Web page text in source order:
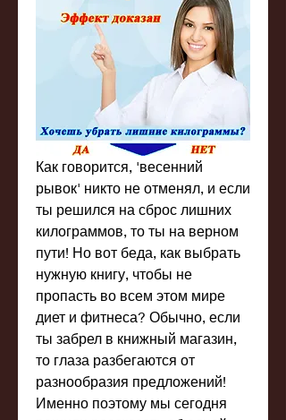
Как говорится, 'весенний
рывок' никто не отменял, и если
ты решился на сброс лишних
килограммов, то ты на верном
пути! Но вот беда, как выбрать
нужную книгу, чтобы не
пропасть во всем этом мире
диет и фитнеса? Обычно, если
ты забрел в книжный магазин,
то глаза разбегаются от
разнообразия предложений!
Именно поэтому мы сегодня